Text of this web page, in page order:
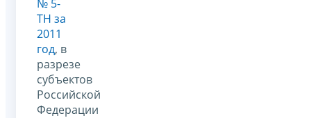
№ 5-
ТН за
2011
год, в
разрезе
субъектов
Российской
Федерации